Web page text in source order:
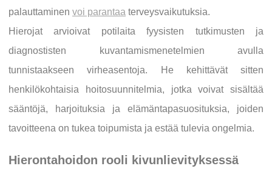
palauttaminen voi parantaa terveysvaikutuksia.
Hierojat arvioivat potilaita fyysisten tutkimusten ja
diagnostisten kuvantamismenetelmien avulla
tunnistaakseen virheasentoja. He kehittävät sitten
henkilökohtaisia hoitosuunnitelmia, jotka voivat sisältää
sääntöjä, harjoituksia ja elämäntapasuosituksia, joiden
tavoitteena on tukea toipumista ja estää tulevia ongelmia.
Hierontahoidon rooli kivunlievityksessä